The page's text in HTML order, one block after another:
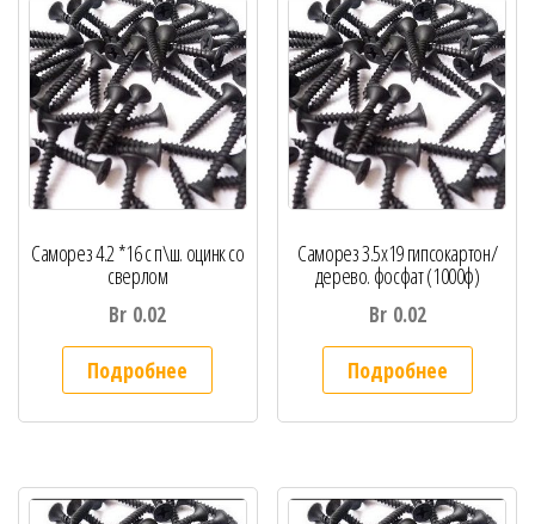
Саморез 4.2 *16 с п\ш. оцинк со
сверлом
Br 0.02
Подробнее
Саморез 3.5х19 гипсокартон/
дерево. фосфат (1000ф)
Br 0.02
Подробнее